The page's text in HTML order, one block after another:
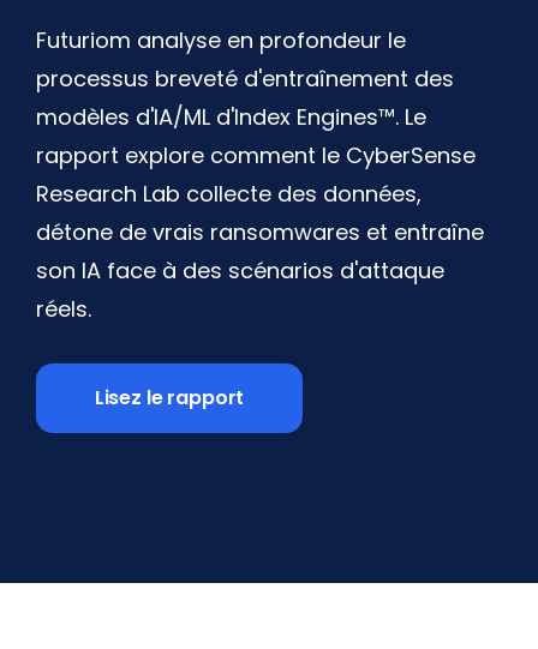
Futuriom analyse en profondeur le
processus breveté d'entraînement des
modèles d'IA/ML d'Index Engines™. Le
rapport explore comment le CyberSense
Research Lab collecte des données,
détone de vrais ransomwares et entraîne
son IA face à des scénarios d'attaque
réels.
Lisez le rapport